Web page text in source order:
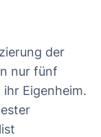
der
nur fünf
Eigenheim.